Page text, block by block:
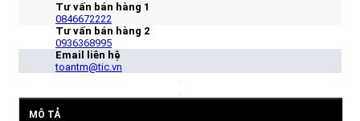
Tư vấn bán hàng 1
0846672222
Tư vấn bán hàng 2
0936368995
Email liên hệ
toantm@tic.vn
MÔ TẢ